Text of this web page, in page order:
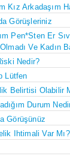
Kız Arkadaşım
Görüşleriniz
Pen*sten Er
Ve Kadın
Nedir?
Lütfen
Belirtisi Olabilir
Durum
Görüşünüz
Ihtimali Var Mı?